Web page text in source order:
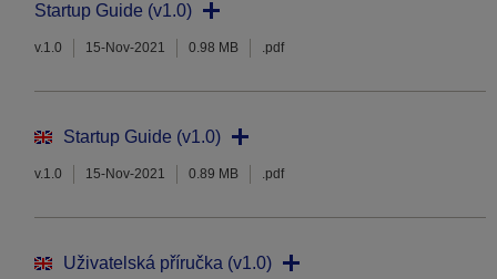
Startup Guide (v1.0)
v.1.0 15-Nov-2021 0.98 MB .pdf
Startup Guide (v1.0)
v.1.0 15-Nov-2021 0.89 MB .pdf
Uživatelská příručka (v1.0)